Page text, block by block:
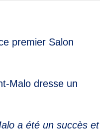
premier Salon
Malo dresse un
a été un succès et